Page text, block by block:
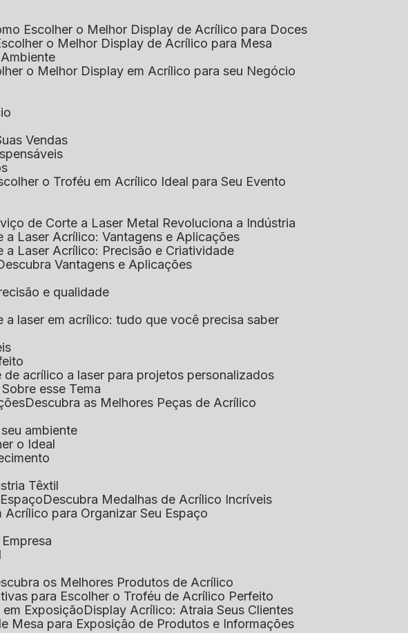
Escolher o Melhor Display de Acrílico para Doces
o Melhor Display de Acrílico para Mesa
o Melhor Display em Acrílico para seu Negócio
Vendas
o Troféu em Acrílico Ideal para Seu Evento
de Corte a Laser Metal Revoluciona a Indústria
a Laser Acrílico: Vantagens e Aplicações
a Laser Acrílico: Precisão e Criatividade
Vantagens e Aplicações
e qualidade
a laser em acrílico: tudo que você precisa saber
de acrílico a laser para projetos personalizados
esse Tema
Descubra as Melhores Peças de Acrílico
ambiente
o Ideal
Têxtil
Descubra Medalhas de Acrílico Incríveis
Acrílico para Organizar Seu Espaço
os Melhores Produtos de Acrílico
para Escolher o Troféu de Acrílico Perfeito
em Exposição
Display Acrílico: Atraia Seus Clientes
Mesa para Exposição de Produtos e Informações